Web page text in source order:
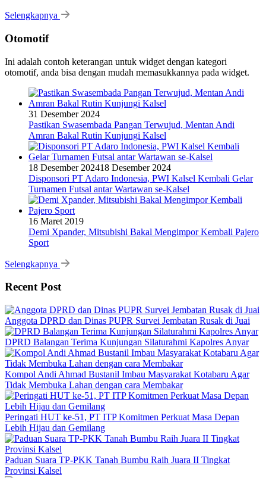
Selengkapnya
Otomotif
Ini adalah contoh keterangan untuk widget dengan kategori
otomotif, anda bisa dengan mudah memasukkannya pada widget.
31 Desember 2024
Pastikan Swasembada Pangan Terwujud, Mentan Andi
Amran Bakal Rutin Kunjungi Kalsel
18 Desember 202418 Desember 2024
Disponsori PT Adaro Indonesia, PWI Kalsel Kembali Gelar
Turnamen Futsal antar Wartawan se-Kalsel
16 Maret 2019
Demi Xpander, Mitsubishi Bakal Mengimpor Kembali Pajero
Sport
Selengkapnya
Recent Post
Anggota DPRD dan Dinas PUPR Survei Jembatan Rusak di Juai
DPRD Balangan Terima Kunjungan Silaturahmi Kapolres Anyar
Kompol Andi Ahmad Bustanil Imbau Masyarakat Kotabaru Agar
Tidak Membuka Lahan dengan cara Membakar
Peringati HUT ke-51, PT ITP Komitmen Perkuat Masa Depan
Lebih Hijau dan Gemilang
Paduan Suara TP-PKK Tanah Bumbu Raih Juara II Tingkat
Provinsi Kalsel